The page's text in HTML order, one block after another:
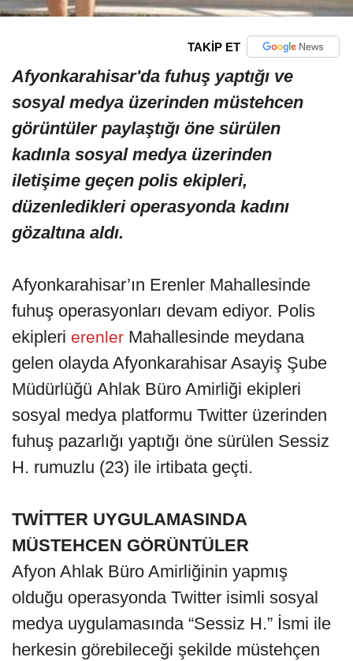
TAKİP ET
Afyonkarahisar'da fuhuş yaptığı ve
sosyal medya üzerinden müstehcen
görüntüler paylaştığı öne sürülen
kadınla sosyal medya üzerinden
iletişime geçen polis ekipleri,
düzenledikleri operasyonda kadını
gözaltına aldı.
Afyonkarahisar’ın Erenler Mahallesinde
fuhuş operasyonları devam ediyor. Polis
ekipleri erenler Mahallesinde meydana
gelen olayda Afyonkarahisar Asayiş Şube
Müdürlüğü Ahlak Büro Amirliği ekipleri
sosyal medya platformu Twitter üzerinden
fuhuş pazarlığı yaptığı öne sürülen Sessiz
H. rumuzlu (23) ile irtibata geçti.
TWİTTER UYGULAMASINDA
MÜSTEHCEN GÖRÜNTÜLER
Afyon Ahlak Büro Amirliğinin yapmış
olduğu operasyonda Twitter isimli sosyal
medya uygulamasında “Sessiz H.” İsmi ile
herkesin görebileceği şekilde müstehçen